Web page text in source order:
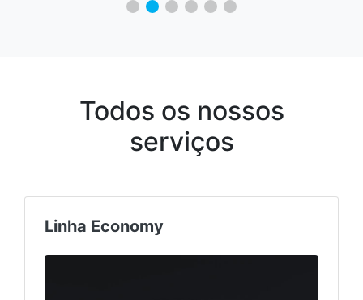
Todos os nossos
serviços
Linha Economy